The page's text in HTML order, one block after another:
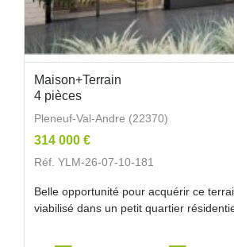
Maison+Terrain
4 pièces
Pleneuf-Val-Andre (22370)
314 000 €
Réf. YLM-26-07-10-181
Belle opportunité pour acquérir ce
viabilisé dans un petit quartier